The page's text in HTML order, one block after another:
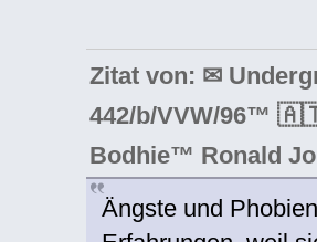
Zitat von: ✉
442/b/VVW/96™
Bodhie™ Ronald
Ängste und